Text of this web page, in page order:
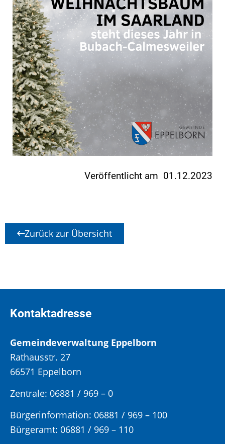
Veröffentlicht am 01.12.2023
Zurück zur Übersicht
Kontaktadresse
Gemeindeverwaltung Eppelborn
Rathausstr. 27
66571 Eppelborn
Zentrale: 06881 / 969 – 0
Bürgerinformation: 06881 / 969 – 100
Bürgeramt: 06881 / 969 – 110